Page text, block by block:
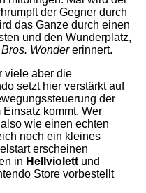
der Gegner durch
das Ganze durch einen
und den Wunderplatz,
Wondererinnert.
viele aber die
setzt hier verstärkt auf
der
kommt. Wer
wie einen echten
noch ein kleines
erscheinen
in Hellviolett und
Store vorbestellt